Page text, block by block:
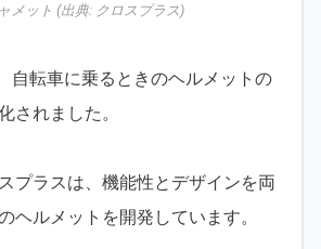
メット (出典: クロスプラス)
自転車に乗るときのヘルメットの
されました。
プラスは、機能性とデザインを両
ヘルメットを開発しています。